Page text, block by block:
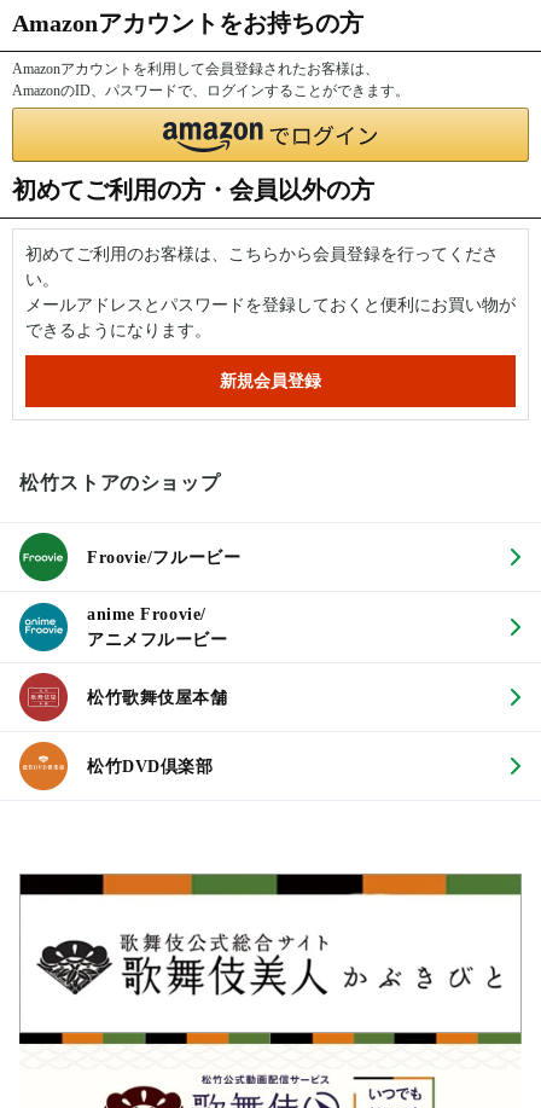
Amazonアカウントをお持ちの方
Amazonアカウントを利用して会員登録されたお客様は、
AmazonのID、パスワードで、ログインすることができます。
初めてご利用の方・会員以外の方
初めてご利用のお客様は、こちらから会員登録を行ってくださ
い。
メールアドレスとパスワードを登録しておくと便利にお買い物が
できるようになります。
松竹ストアのショップ
Froovie/フルービー
anime Froovie/
アニメフルービー
松竹歌舞伎屋本舗
松竹DVD倶楽部